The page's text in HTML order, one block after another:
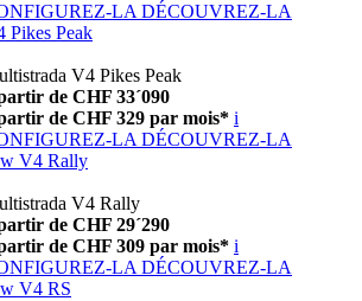
LA DÉCOUVREZ-LA
Pikes Peak
V4 Pikes Peak
de CHF 33´090
de CHF 329 par mois* i
LA DÉCOUVREZ-LA
V4 Rally
V4 Rally
de CHF 29´290
de CHF 309 par mois* i
LA DÉCOUVREZ-LA
V4 RS